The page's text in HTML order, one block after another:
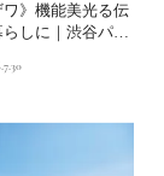
ワ》機能美光る伝
しに｜渋谷パル